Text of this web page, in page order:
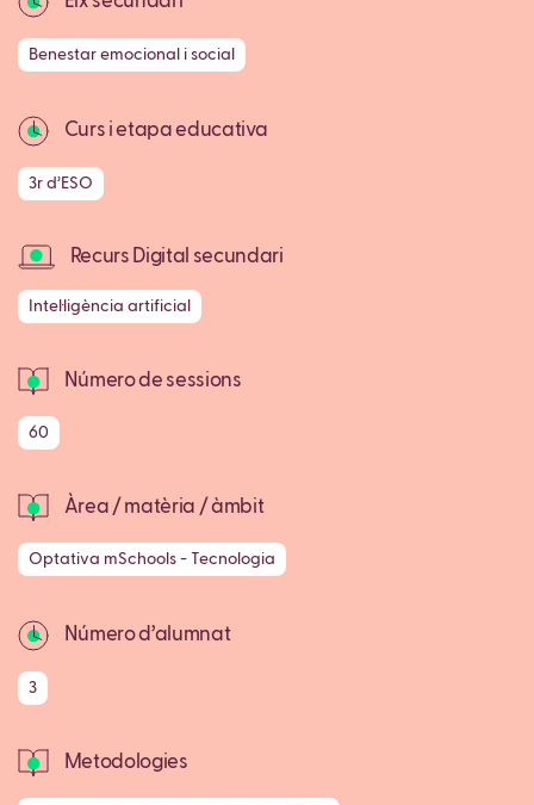
Benestar emocional i social
Curs i etapa educativa
3r d’ESO
Recurs Digital secundari
Intel·ligència artificial
Número de sessions
60
Àrea / matèria / àmbit
Optativa mSchools - Tecnologia
Número d’alumnat
3
Metodologies